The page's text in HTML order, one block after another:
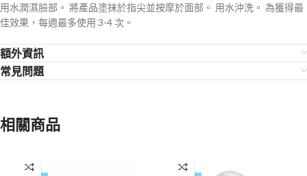
用水潤濕臉部。 將產品塗抹於指尖並按摩於面部。 用水沖洗。 為獲得最
佳效果，每週最多使用 3-4 次。
額外資訊
常見問題
相關商品